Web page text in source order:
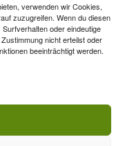
verwenden wir Cookies,
zuzugreifen. Wenn du diesen
oder eindeutige
nicht erteilst oder
beeinträchtigt werden.
gelten für das gesamte
Sale-Produkte, Zeck